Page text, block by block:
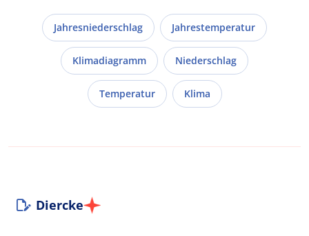
Jahresniederschlag Jahrestemperatur
Klimadiagramm Niederschlag
Temperatur Klima
Diercke